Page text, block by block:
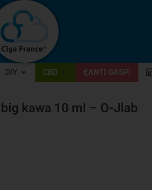
DIY CBD ANTI GASPI
kawa 10 ml – O-Jlab